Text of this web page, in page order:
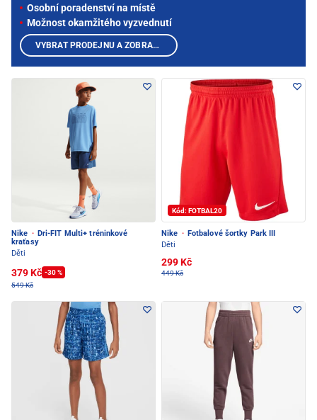
Nike · Dri-FIT Multi+ tréninkové
kraťasy
Děti
379 Kč -30 %
549 Kč
Kód: FOTBAL20
Nike · Fotbalové šortky Park III
Děti
299 Kč
449 Kč
Osobní poradenství na místě
Možnost okamžitého vyzvednutí
VYBRAT PRODEJNU A ZOBRAZIT PRODUKTY